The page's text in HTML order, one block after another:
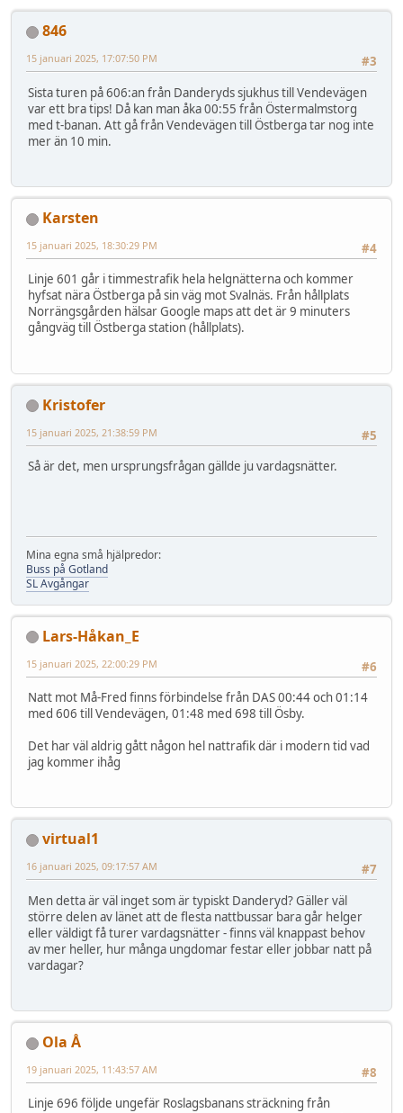
846
#3
15 januari 2025, 17:07:50 PM
Sista turen på 606:an från Danderyds sjukhus till Vendevägen
var ett bra tips! Då kan man åka 00:55 från Östermalmstorg
med t-banan. Att gå från Vendevägen till Östberga tar nog inte
mer än 10 min.
Karsten
#4
15 januari 2025, 18:30:29 PM
Linje 601 går i timmestrafik hela helgnätterna och kommer
hyfsat nära Östberga på sin väg mot Svalnäs. Från hållplats
Norrängsgården hälsar Google maps att det är 9 minuters
gångväg till Östberga station (hållplats).
Kristofer
#5
15 januari 2025, 21:38:59 PM
Så är det, men ursprungsfrågan gällde ju vardagsnätter.
Mina egna små hjälpredor:
Buss på Gotland
SL Avgångar
Lars-Håkan_E
#6
15 januari 2025, 22:00:29 PM
Natt mot Må-Fred finns förbindelse från DAS 00:44 och 01:14
med 606 till Vendevägen, 01:48 med 698 till Ösby.
Det har väl aldrig gått någon hel nattrafik där i modern tid vad
jag kommer ihåg
virtual1
#7
16 januari 2025, 09:17:57 AM
Men detta är väl inget som är typiskt Danderyd? Gäller väl
större delen av länet att de flesta nattbussar bara går helger
eller väldigt få turer vardagsnätter - finns väl knappast behov
av mer heller, hur många ungdomar festar eller jobbar natt på
vardagar?
Ola Å
#8
19 januari 2025, 11:43:57 AM
Linje 696 följde ungefär Roslagsbanans sträckning från